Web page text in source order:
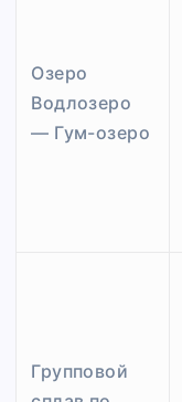
Озеро
Водлозеро
— Гум-озеро
Групповой